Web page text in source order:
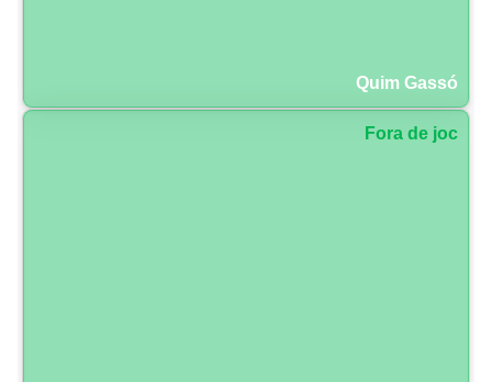
Quim Gassó
Fora de joc